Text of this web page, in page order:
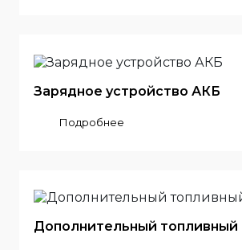
Зарядное устройство АКБ
Подробнее
Дополнительный топливный